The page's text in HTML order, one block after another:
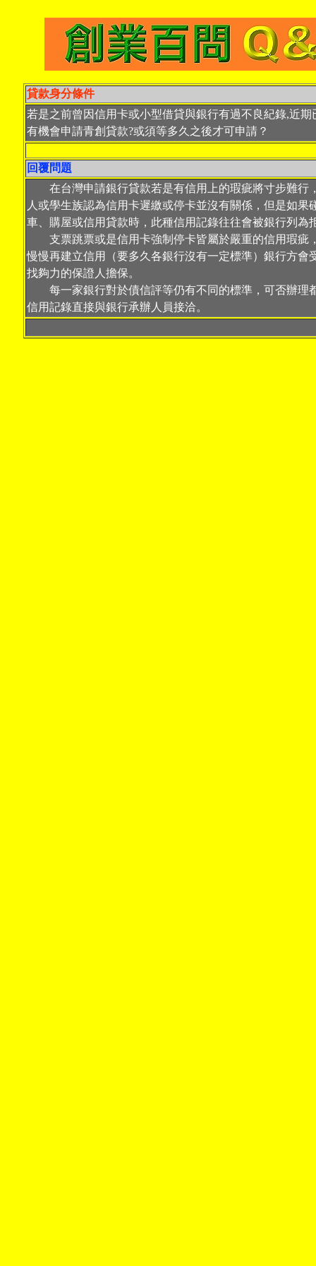
貸款身分條件
若是之前曾因信用卡或小型借貸與銀行有過不良紀錄,近期
有機會申請青創貸款?或須等多久之後才可申請？
回覆問題
在台灣申請銀行貸款若是有信用上的瑕疵將寸步難行
人或學生族認為信用卡遲繳或停卡並沒有關係，但是如果
車、購屋或信用貸款時，此種信用記錄往往會被銀行列為
支票跳票或是信用卡強制停卡皆屬於嚴重的信用瑕疵
慢慢再建立信用（要多久各銀行沒有一定標準）銀行方會
找夠力的保證人擔保。
每一家銀行對於債信評等仍有不同的標準，可否辦理
信用記錄直接與銀行承辦人員接洽。